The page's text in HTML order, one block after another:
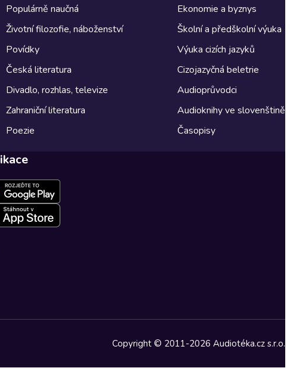
Populárně naučná
Životní filozofie, náboženství
Povídky
Česká literatura
Divadlo, rozhlas, televize
Zahraniční literatura
Poezie
Ekonomie a byznys
Školní a předškolní výuka
Výuka cizích jazyků
Cizojazyčná beletrie
Audioprůvodci
Audioknihy ve slovenštině
Časopisy
Copyright © 2011-2026 Audiotéka.cz s.r.o.